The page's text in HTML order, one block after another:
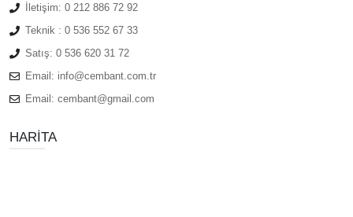
İletişim: 0 212 886 72 92
Teknik : 0 536 552 67 33
Satış: 0 536 620 31 72
Email: info@cembant.com.tr
Email: cembant@gmail.com
HARITA